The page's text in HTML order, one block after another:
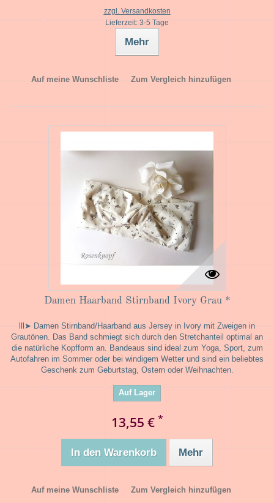
zzgl. Versandkosten
Lieferzeit: 3-5 Tage
Mehr
Auf meine Wunschliste Zum Vergleich hinzufügen
Damen Haarband Stirnband Ivory Grau *
lll➤ Damen Stirnband/Haarband aus Jersey in Ivory mit Zweigen in
Grautönen. Das Band schmiegt sich durch den Stretchanteil optimal an
die natürliche Kopfform an. Bandeaus sind ideal zum Yoga, Sport, zum
Autofahren im Sommer oder bei windigem Wetter und sind ein beliebtes
Geschenk zum Geburtstag, Ostern oder Weihnachten.
Auf Lager
13,55 € *
In den Warenkorb Mehr
Auf meine Wunschliste Zum Vergleich hinzufügen